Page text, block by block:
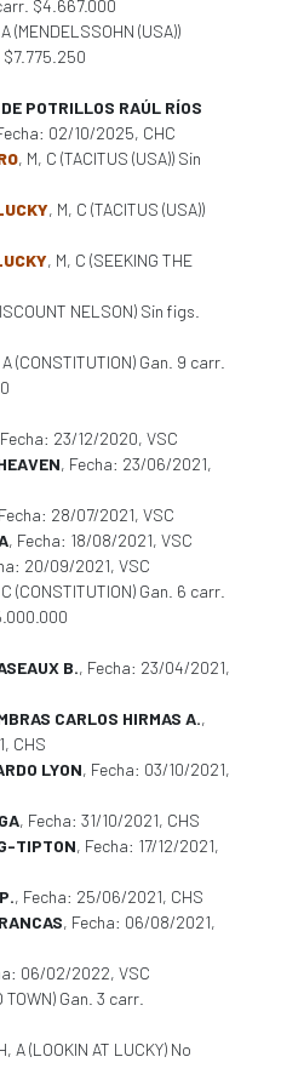
$4.667.000
(MENDELSSOHN (USA))
$7.775.250
POTRILLOS RAÚL RÍOS
02/10/2025, CHC
, M, C (TACITUS (USA)) Sin
, M, C (TACITUS (USA))
, M, C (SEEKING THE
NELSON) Sin figs.
A (CONSTITUTION) Gan. 9 carr.
23/12/2020, VSC
, Fecha: 23/06/2021,
28/07/2021, VSC
, Fecha: 18/08/2021, VSC
20/09/2021, VSC
(CONSTITUTION) Gan. 6 carr.
B., Fecha: 23/04/2021,
CARLOS HIRMAS A.,
CHS
LYON, Fecha: 03/10/2021,
, Fecha: 31/10/2021, CHS
TIPTON, Fecha: 17/12/2021,
, Fecha: 25/06/2021, CHS
, Fecha: 06/08/2021,
06/02/2022, VSC
TOWN) Gan. 3 carr.
A (LOOKIN AT LUCKY) No